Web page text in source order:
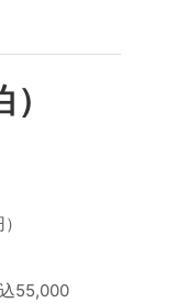
55,000